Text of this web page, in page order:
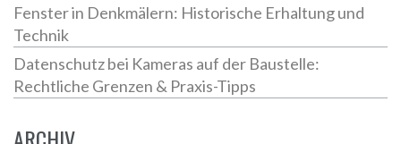
Fenster in Denkmälern: Historische Erhaltung und
Technik
Datenschutz bei Kameras auf der Baustelle:
Rechtliche Grenzen & Praxis-Tipps